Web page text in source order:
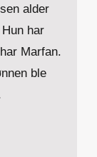
alder
har
Marfan.
ble